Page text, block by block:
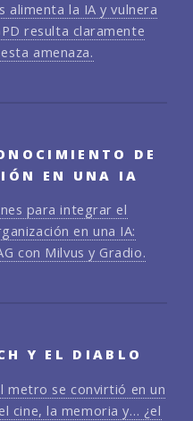
alimenta la IA y vulnera
resulta claramente
amenaza.
DE
EN UNA IA
para integrar el
en una IA:
con Milvus y Gradio.
Y EL DIABLO
metro se convirtió en un
cine, la memoria y… ¿el